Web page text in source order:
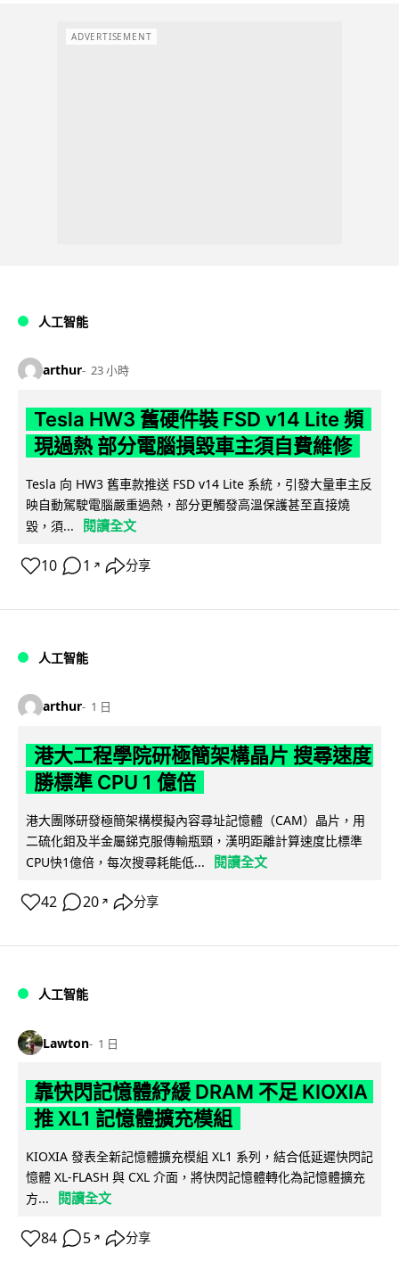
ADVERTISEMENT
人工智能
arthur 23 小時
Tesla HW3 舊硬件裝 FSD v14 Lite 頻
現過熱 部分電腦損毀車主須自費維修
Tesla 向 HW3 舊車款推送 FSD v14 Lite 系統，引發大量車主反
映自動駕駛電腦嚴重過熱，部分更觸發高溫保護甚至直接燒
毀，須...
閱讀全文
10 1 ↗ 分享
人工智能
arthur 1 日
港大工程學院研極簡架構晶片 搜尋速度
勝標準 CPU 1 億倍
港大團隊研發極簡架構模擬內容尋址記憶體（CAM）晶片，用
二硫化鉬及半金屬銻克服傳輸瓶頸，漢明距離計算速度比標準
CPU快1億倍，每次搜尋耗能低...
閱讀全文
42 20 ↗ 分享
人工智能
Lawton 1 日
靠快閃記憶體紓緩 DRAM 不足 KIOXIA
推 XL1 記憶體擴充模組
KIOXIA 發表全新記憶體擴充模組 XL1 系列，結合低延遲快閃記
憶體 XL-FLASH 與 CXL 介面，將快閃記憶體轉化為記憶體擴充
方...
閱讀全文
84 5 ↗ 分享